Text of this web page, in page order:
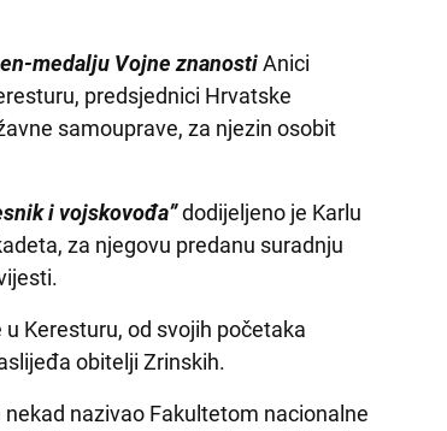
medalju Vojne znanostiAnici
predsjednici Hrvatske
samouprave, za njezin osobit
i vojskovođa”dodijeljeno je Karlu
za njegovu predanu suradnju
Keresturu, od svojih početaka
obitelji Zrinskih.
nazivao Fakultetom nacionalne